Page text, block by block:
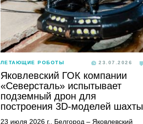
ЛЕТАЮЩИЕ РОБОТЫ 23.07.2026
Яковлевский ГОК компании
«Северсталь» испытывает
подземный дрон для
построения 3D-моделей шахты
23 июля 2026 г., Белгород – Яковлевский